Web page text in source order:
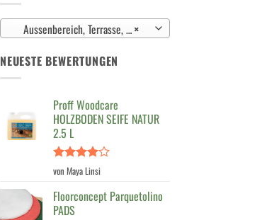
×
Aussenbereich, Terrasse, Holzdeck, Holzrost (8)
NEUESTE BEWERTUNGEN
Proff Woodcare
HOLZBODEN SEIFE NATUR
2.5 L
Bewertet
4
von 5
von Maya Linsi
Floorconcept Parquetolino
PADS